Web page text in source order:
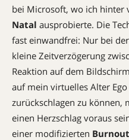
bei Microsoft, wo ich hinter
Natal ausprobierte. Die
fast einwandfrei: Nur bei
kleine Zeitverzögerung
Reaktion auf dem
auf mein virtuelles Alter
zurückschlagen zu können,
einen Herzschlag voraus
einer modifizierten